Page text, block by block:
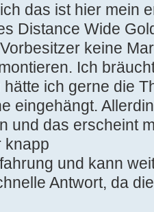
das ist hier mein
Distance Wide
keine
Ich
ich gerne die
eingehängt.
und das erscheint
knapp
und kann
Antwort, da